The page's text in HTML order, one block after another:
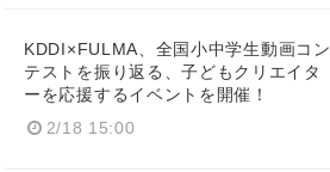
KDDI×FULMA、全国小中学生動画コン
テストを振り返る、子どもクリエイタ
ーを応援するイベントを開催！
2/18 15:00